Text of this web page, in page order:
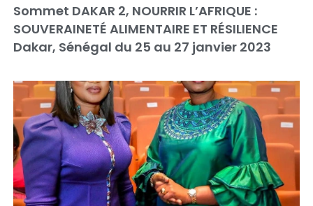
Sommet DAKAR 2, NOURRIR L’AFRIQUE :
SOUVERAINETÉ ALIMENTAIRE ET RÉSILIENCE
Dakar, Sénégal du 25 au 27 janvier 2023